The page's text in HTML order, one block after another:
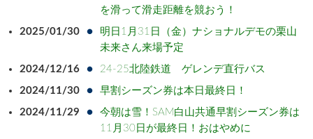
を滑って滑走距離を競おう！
2025/01/30
明日1月31日（金）ナショナルデモの栗山
未来さん来場予定
2024/12/16 24-25北陸鉄道 ゲレンデ直行バス
2024/11/30 早割シーズン券は本日最終日！
2024/11/29
今朝は雪！SAM白山共通早割シーズン券は
11月30日が最終日！おはやめに